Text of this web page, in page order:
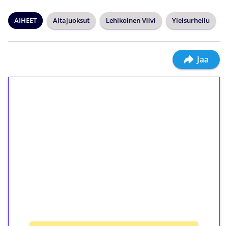
AIHEET Aitajuoksut Lehikoinen Viivi Yleisurheilu
Jaa